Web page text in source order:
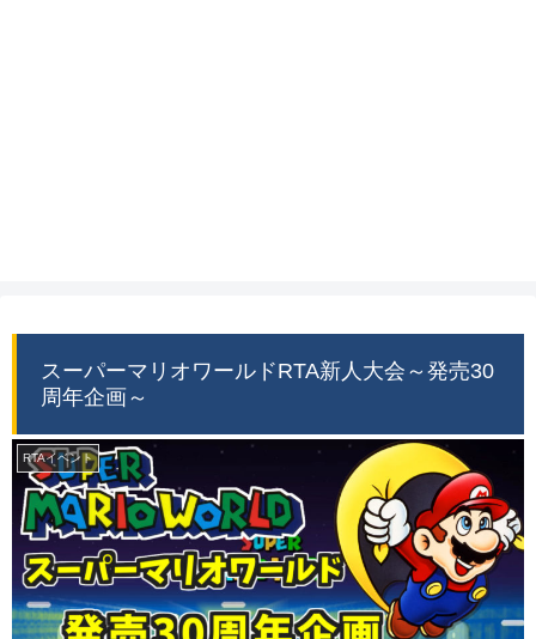
スーパーマリオワールドRTA新人大会～発売30
周年企画～
RTAイベント